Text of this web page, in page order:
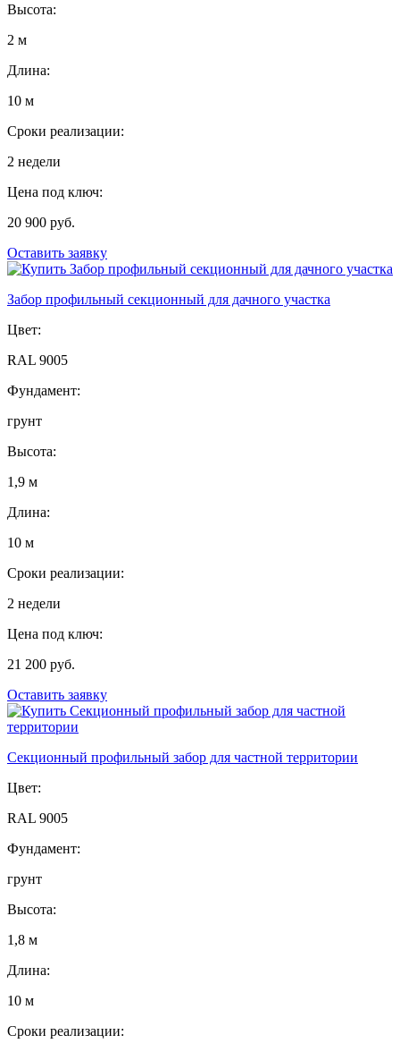
Высота:
2 м
Длина:
10 м
Сроки реализации:
2 недели
Цена под ключ:
20 900 руб.
Оставить заявку
Забор профильный секционный для дачного участка
Цвет:
RAL 9005
Фундамент:
грунт
Высота:
1,9 м
Длина:
10 м
Сроки реализации:
2 недели
Цена под ключ:
21 200 руб.
Оставить заявку
Секционный профильный забор для частной территории
Цвет:
RAL 9005
Фундамент:
грунт
Высота:
1,8 м
Длина:
10 м
Сроки реализации: